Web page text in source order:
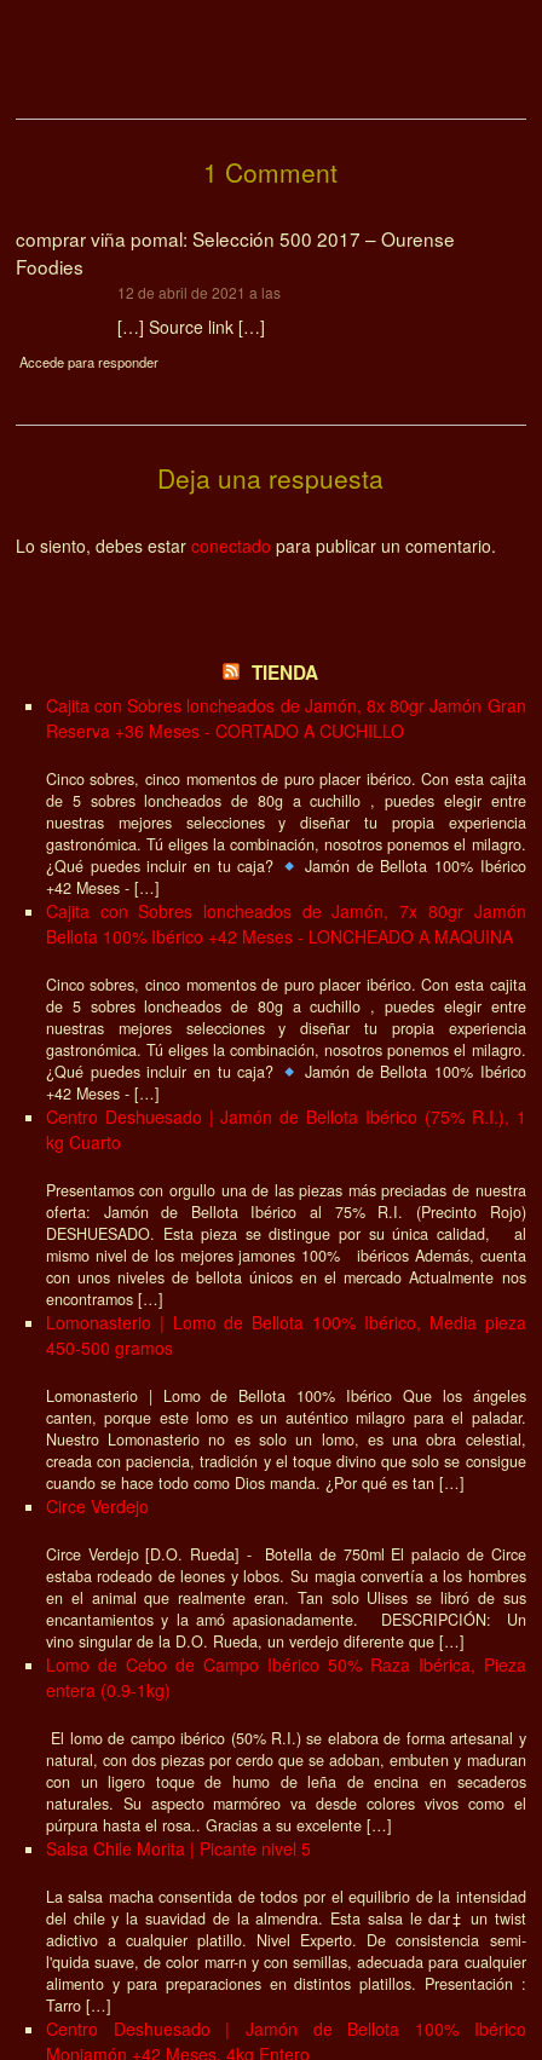
1 Comment
comprar viña pomal: Selección 500 2017 – Ourense
Foodies
12 de abril de 2021 a las
[…] Source link […]
Accede para responder
Deja una respuesta
Lo siento, debes estarconectado para publicar un comentario.
TIENDA
Cajita con Sobres loncheados de Jamón, 8x 80gr Jamón Gran
Reserva +36 Meses - CORTADO A CUCHILLO
Cinco sobres, cinco momentos de puro placer ibérico. Con esta cajita
de 5 sobres loncheados de 80g a cuchillo , puedes elegir entre
nuestras mejores selecciones y diseñar tu propia experiencia
gastronómica. Tú eliges la combinación, nosotros ponemos el milagro.
¿Qué puedes incluir en tu caja?
Jamón de Bellota 100% Ibérico
+42 Meses - […]
Cajita con Sobres loncheados de Jamón, 7x 80gr Jamón
Bellota 100% Ibérico +42 Meses - LONCHEADO A MAQUINA
Cinco sobres, cinco momentos de puro placer ibérico. Con esta cajita
de 5 sobres loncheados de 80g a cuchillo , puedes elegir entre
nuestras mejores selecciones y diseñar tu propia experiencia
gastronómica. Tú eliges la combinación, nosotros ponemos el milagro.
¿Qué puedes incluir en tu caja?
Jamón de Bellota 100% Ibérico
+42 Meses - […]
Centro Deshuesado | Jamón de Bellota Ibérico (75% R.I.), 1
kg Cuarto
Presentamos con orgullo una de las piezas más preciadas de nuestra
oferta: Jamón de Bellota Ibérico al 75% R.I. (Precinto Rojo)
DESHUESADO. Esta pieza se distingue por su única calidad, al
mismo nivel de los mejores jamones 100% ibéricos Además, cuenta
con unos niveles de bellota únicos en el mercado Actualmente nos
encontramos […]
Lomonasterio | Lomo de Bellota 100% Ibérico, Media pieza
450-500 gramos
Lomonasterio | Lomo de Bellota 100% Ibérico Que los ángeles
canten, porque este lomo es un auténtico milagro para el paladar.
Nuestro Lomonasterio no es solo un lomo, es una obra celestial,
creada con paciencia, tradición y el toque divino que solo se consigue
cuando se hace todo como Dios manda. ¿Por qué es tan […]
Circe Verdejo
Circe Verdejo [D.O. Rueda] - Botella de 750ml El palacio de Circe
estaba rodeado de leones y lobos. Su magia convertía a los hombres
en el animal que realmente eran. Tan solo Ulises se libró de sus
encantamientos y la amó apasionadamente. DESCRIPCIÓN: Un
vino singular de la D.O. Rueda, un verdejo diferente que […]
Lomo de Cebo de Campo Ibérico 50% Raza Ibérica, Pieza
entera (0.9-1kg)
El lomo de campo ibérico (50% R.I.) se elabora de forma artesanal y
natural, con dos piezas por cerdo que se adoban, embuten y maduran
con un ligero toque de humo de leña de encina en secaderos
naturales. Su aspecto marmóreo va desde colores vivos como el
púrpura hasta el rosa.. Gracias a su excelente […]
Salsa Chile Morita | Picante nivel 5
La salsa macha consentida de todos por el equilibrio de la intensidad
del chile y la suavidad de la almendra. Esta salsa le dar‡ un twist
adictivo a cualquier platillo. Nivel Experto. De consistencia semi-
l'quida suave, de color marr-n y con semillas, adecuada para cualquier
alimento y para preparaciones en distintos platillos. Presentación :
Tarro […]
Centro Deshuesado | Jamón de Bellota 100% Ibérico
Monjamón +42 Meses, 4kg Entero